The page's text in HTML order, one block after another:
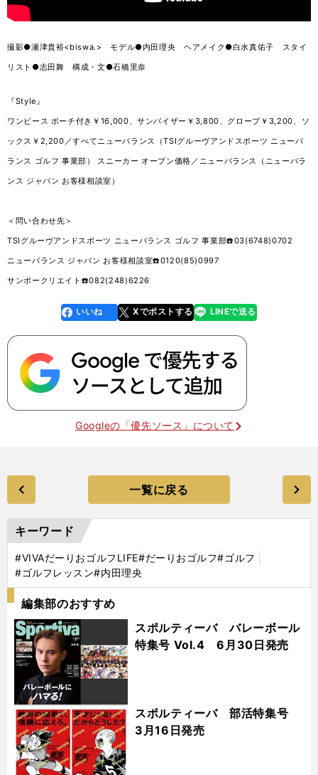
撮影●瀬津貴裕<biswa.> モデル●内田理央 ヘアメイク●白水真佑子 スタイ
リスト●志田舞 構成・文●石橋里奈
『Style』
ワンピース ポーチ付き￥16,000、サンバイザー￥3,800、グローブ￥3,200、ソ
ックス￥2,200／すべてニューバランス（TSIグルーヴアンドスポーツ ニューバ
ランス ゴルフ 事業部） スニーカー オープン価格／ニューバランス（ニューバラ
ンス ジャパン お客様相談室）
＜問い合わせ先＞
TSIグルーヴアンドスポーツ ニューバランス ゴルフ 事業部☎️03(6748)0702
ニューバランス ジャパン お客様相談室☎️0120(85)0997
サンポークリエイト☎️082(248)6226
faceboo
k
いいね Xでポストする
line LINEで送る
Googleの「優先ソース」について
一覧に戻る
キーワード
#VIVAだーりおゴルフLIFE#だーりおゴルフ#ゴルフ
#ゴルフレッスン#内田理央
編集部のおすすめ
スポルティーバ バレーボール
特集号 Vol.4 6月30日発売
スポルティーバ 部活特集号
3月16日発売